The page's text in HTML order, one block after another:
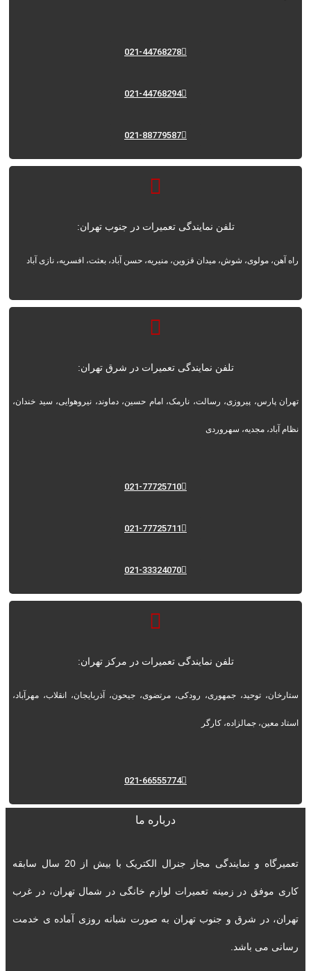
021-44768278
021-44768294
021-88779587
تلفن نمایندگی تعمیرات در جنوب تهران:
راه آهن، مولوی، شوش، میدان قزوین، منیریه، حسن آباد، بعثت، افسریه، نازی آباد
تلفن نمایندگی تعمیرات در شرق تهران:
تهران پارس، پیروزی، رسالت، نارمک، امام حسین، دماوند، نیروهوایی، سید خندان،
نظام آباد، مجدیه، سهروردی
021-77725710
021-77725711
021-33324070
تلفن نمایندگی تعمیرات در مرکز تهران:
ستارخان، توحید، جمهوری، رودکی، مرتضوی، جیحون، آذربایجان، انقلاب، مهرآباد،
استاد معین، جمالزاده، کارگر
021-66555774
درباره ما
تعمیرگاه و نمایندگی مجاز جنرال الکتریک با بیش از 20 سال سابقه
کاری موفق در زمینه تعمیرات لوازم خانگی در شمال تهران، در غرب
تهران، در شرق و جنوب تهران به صورت شبانه روزی آماده ی خدمت
رسانی می باشد.